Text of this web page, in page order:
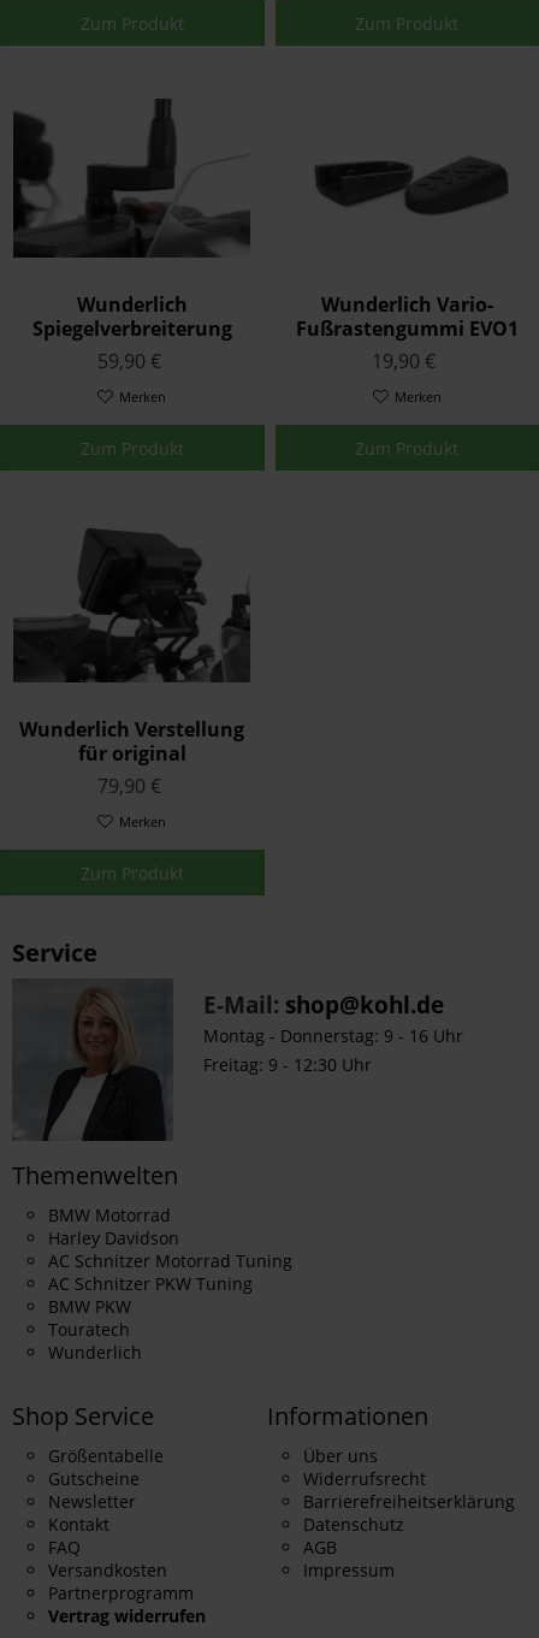
Zum Produkt Zum Produkt
Wunderlich
Spiegelverbreiterung
Schwarz
59,90 €
Merken
Zum Produkt
Wunderlich Vario-
Fußrastengummi EVO1
Satz Schwarz
19,90 €
Merken
Zum Produkt
Wunderlich Verstellung
für original
Navihalterung Schwarz
79,90 €
Merken
Zum Produkt
Service
E-Mail: shop@kohl.de
Montag - Donnerstag: 9 - 16 Uhr
Freitag: 9 - 12:30 Uhr
Themenwelten
BMW Motorrad
Harley Davidson
AC Schnitzer Motorrad Tuning
AC Schnitzer PKW Tuning
BMW PKW
Touratech
Wunderlich
Shop Service
Größentabelle
Gutscheine
Newsletter
Kontakt
FAQ
Versandkosten
Partnerprogramm
Vertrag widerrufen
Informationen
Über uns
Widerrufsrecht
Barrierefreiheitserklärung
Datenschutz
AGB
Impressum